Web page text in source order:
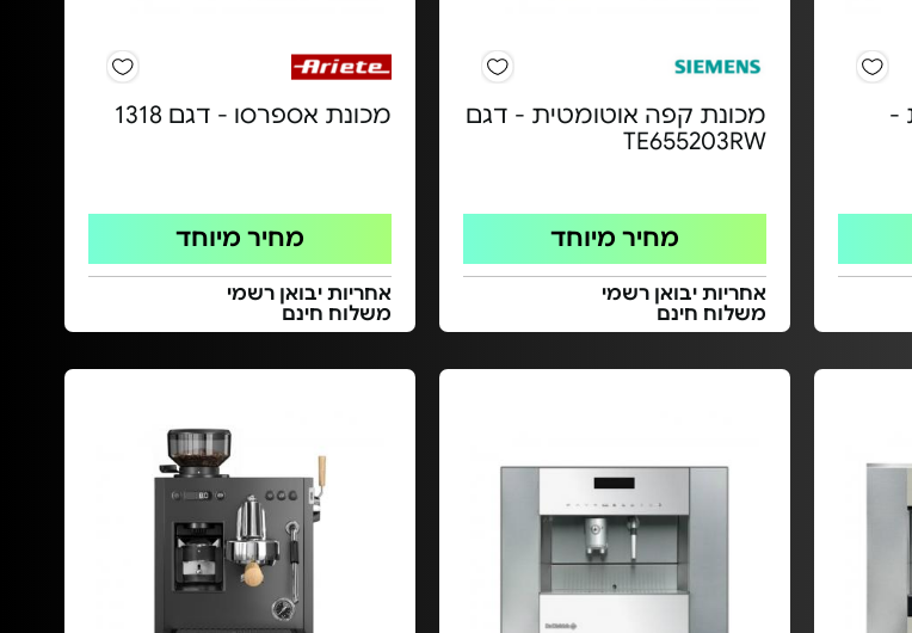
-
מכונת קפה אוטומטית - דגם
TE655203RW
מחיר מיוחד
אחריות יבואן רשמי
משלוח חינם
מכונת אספרסו - דגם 1318
מחיר מיוחד
אחריות יבואן רשמי
משלוח חינם